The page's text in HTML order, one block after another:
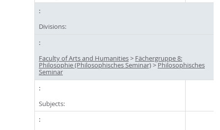
Divisions:
Faculty of Arts and Humanities> Fächergruppe 8:
Philosophie (Philosophisches Seminar)>Philosophisches
Seminar
Subjects: